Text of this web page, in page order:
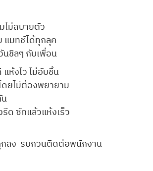
ไม่สบายตัว
แมทช์ได้ทุกลุค
นชิลๆ กับเพื่อน
ห้งไว ไม่อับชื้น
ดยไม่ต้องพยายาม
รีด ซักแล้วแห้งเร็ว
กลง รบกวนติดต่อพนักงาน